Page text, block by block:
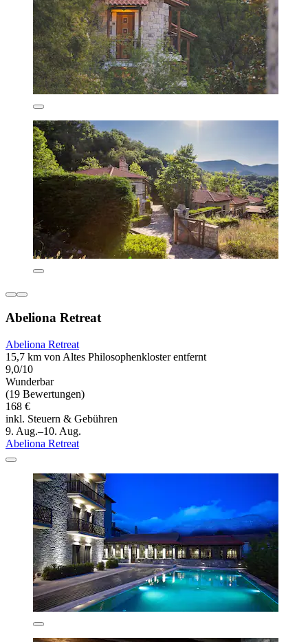
Abeliona Retreat
Abeliona Retreat
15,7 km von Altes Philosophenkloster entfernt
9,0/10
Wunderbar
(19 Bewertungen)
168 €
inkl. Steuern & Gebühren
9. Aug.–10. Aug.
Abeliona Retreat